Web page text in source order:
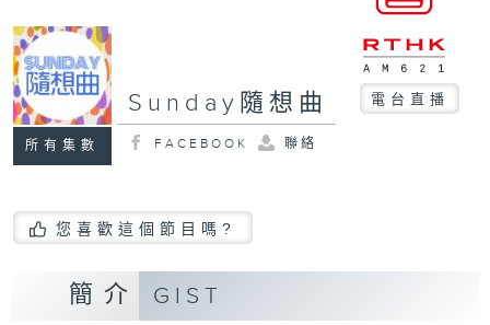
所有集數
Sunday隨想曲 電台直播
FACEBOOK 聯絡
您喜歡這個節目嗎?
簡介 GIST